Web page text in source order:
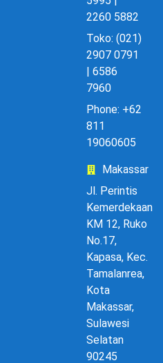
2260 5882
Toko: (021)
2907 0791
| 6586
7960
Phone: +62
811
19060605
Makassar
Jl. Perintis
Kemerdekaan
KM 12, Ruko
No.17,
Kapasa, Kec.
Tamalanrea,
Kota
Makassar,
Sulawesi
Selatan
90245